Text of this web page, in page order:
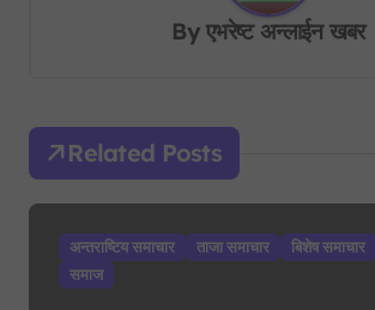
g
t
Byएभरेष्ट अन्लाईन खबर
Related Posts
अन्तराष्टिय समाचार ताजा समाचार बिशेष समाचार
समाज